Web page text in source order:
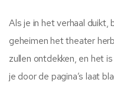
Als je in het verhaal duikt,
geheimen het theater
zullen ontdekken, en het
je door de pagina’s laat